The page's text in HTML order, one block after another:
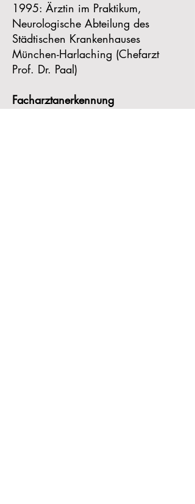
1995: Ärztin im Praktikum,
Neurologische Abteilung des
Städtischen Krankenhauses
München-Harlaching (Chefarzt
Prof. Dr. Paal)
Facharztanerkennung